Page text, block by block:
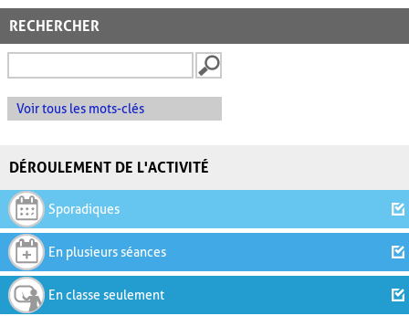
RECHERCHER
Voir tous les mots-clés
DÉROULEMENT DE L'ACTIVITÉ
Sporadiques
En plusieurs séances
En classe seulement